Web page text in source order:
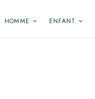
HOMME ENFANT